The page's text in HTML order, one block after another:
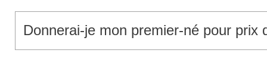
Donnerai-je mon premier-né pour prix